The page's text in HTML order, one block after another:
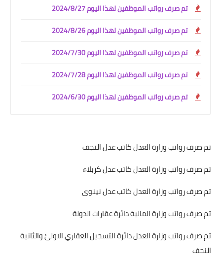
تم صرف رواتب الموظفين لهذا اليوم 2024/8/27
تم صرف رواتب الموظفين لهذا اليوم 2024/8/26
تم صرف رواتب الموظفين لهذا اليوم 2024/7/30
تم صرف رواتب الموظفين لهذا اليوم 2024/7/28
تم صرف رواتب الموظفين لهذا اليوم 2024/6/30
تم صرف رواتب وزارة العدل كاتب عدل النجف
تم صرف رواتب وزارة العدل كاتب عدل كربلاء
تم صرف رواتب وزارة العدل كاتب عدل نينوى
تم صرف رواتب وزارة المالية دائرة عقارات الدولة
تم صرف رواتب وزارة العدل دائرة التسجيل العقاري الاولئ والثانية
النجف